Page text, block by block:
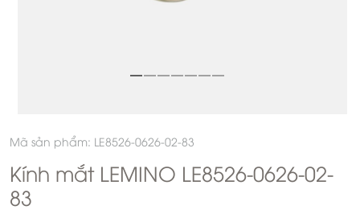
Mã sản phẩm: LE8526-0626-02-83
Kính mắt LEMINO LE8526-0626-02-
83